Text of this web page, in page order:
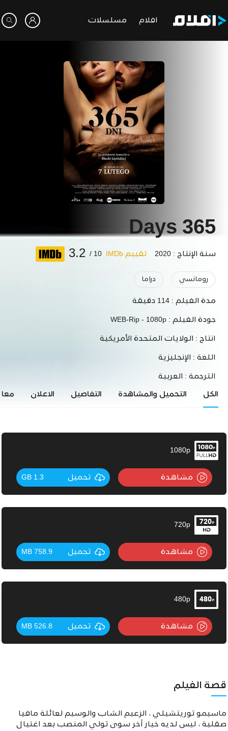
افلام مسلسلات
365 Days
سنة الإنتاج : 2020 تقييم IMDb 10 /
3.2
رومانسي دراما
مدة الفيلم : 114 دقيقة
جودة الفيلم : WEB-Rip - 1080p
انتاج : الولايات المتحدة الأمريكية
اللغة : الإنجليزية
الترجمة : العربية
الكل التحميل والمشاهدة التفاصيل الاعلان
1080p
مشاهدة تحميل 1.3 GB
720p
مشاهدة تحميل 758.9 MB
480p
مشاهدة تحميل 526.8 MB
قصة الفيلم
ماسيمو توريتشيلي ، الزعيم الشاب والوسيم لعائلة مافيا
صقلية ، ليس لديه خيار آخر سوى تولي المنصب بعد اغتيال